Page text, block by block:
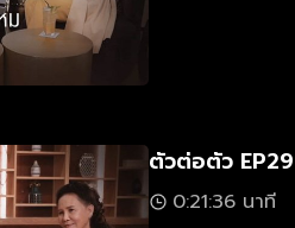
ตัวต่อตัว EP29
0:21:36 นาที